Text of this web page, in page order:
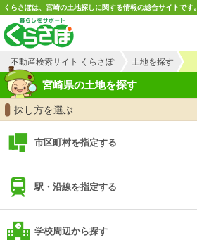
くらさぽは、宮崎の土地探しに関する情報の総合サイトです。
不動産検索サイト くらさぽ 土地を探す
宮崎県の土地を探す
探し方を選ぶ
市区町村を指定する
駅・沿線を指定する
学校周辺から探す